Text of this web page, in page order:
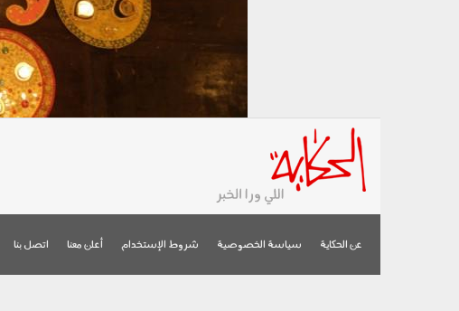
عن الحكاية سياسة الخصوصية شروط الإستخدام أعلن معنا اتصل بنا